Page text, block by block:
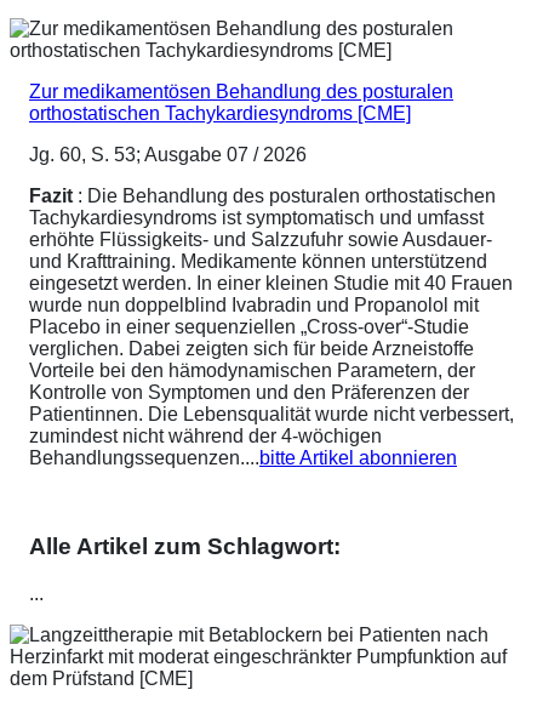
Zur medikamentösen Behandlung des posturalen
orthostatischen Tachykardiesyndroms [CME]
Jg. 60, S. 53; Ausgabe 07 / 2026
Fazit : Die Behandlung des posturalen orthostatischen
Tachykardiesyndroms ist symptomatisch und umfasst
erhöhte Flüssigkeits- und Salzzufuhr sowie Ausdauer-
und Krafttraining. Medikamente können unterstützend
eingesetzt werden. In einer kleinen Studie mit 40 Frauen
wurde nun doppelblind Ivabradin und Propanolol mit
Placebo in einer sequenziellen „Cross-over“-Studie
verglichen. Dabei zeigten sich für beide Arzneistoffe
Vorteile bei den hämodynamischen Parametern, der
Kontrolle von Symptomen und den Präferenzen der
Patientinnen. Die Lebensqualität wurde nicht verbessert,
zumindest nicht während der 4-wöchigen
Behandlungssequenzen....bitte Artikel abonnieren
Alle Artikel zum Schlagwort:
...